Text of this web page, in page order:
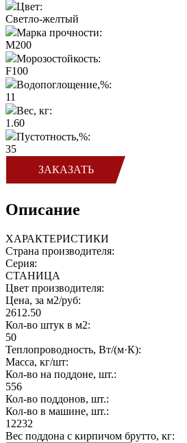
Цвет:
Светло-желтый
Марка прочности:
М200
Морозостойкость:
F100
Водопоглощение,%:
11
Вес, кг:
1.60
Пустотность,%:
35
ЗАКАЗАТЬ
Описание
ХАРАКТЕРИСТИКИ
Страна производителя:
Серия:
СТАНИЦА
Цвет производителя:
Цена, за м2/руб:
2612.50
Кол-во штук в м2:
50
Теплопроводность, Вт/(м·К):
Масса, кг/шт:
Кол-во на поддоне, шт.:
556
Кол-во поддонов, шт.:
Кол-во в машине, шт.:
12232
Вес поддона с кирпичом брутто, кг: